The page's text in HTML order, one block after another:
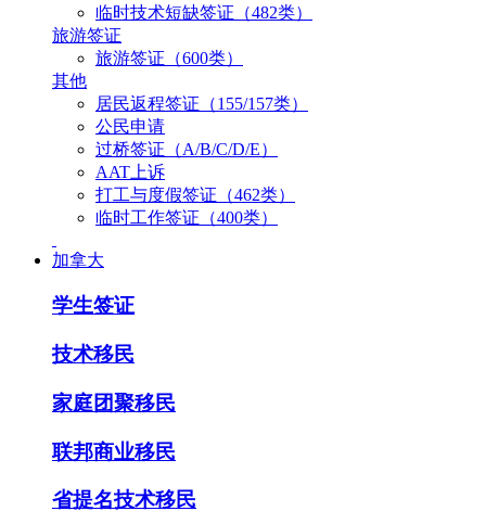
临时技术短缺签证（482类）
旅游签证
旅游签证（600类）
其他
居民返程签证（155/157类）
公民申请
过桥签证（A/B/C/D/E）
AAT上诉
打工与度假签证（462类）
临时工作签证（400类）
加拿大
学生签证
技术移民
家庭团聚移民
联邦商业移民
省提名技术移民